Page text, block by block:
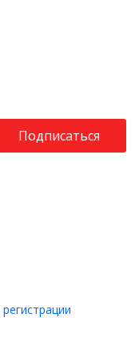
Подписаться
регистрации